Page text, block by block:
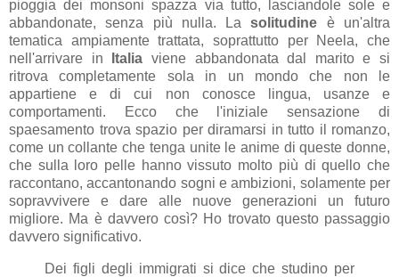
pioggia dei monsoni spazza via tutto, lasciandole sole e
abbandonate, senza più nulla. La solitudine è un'altra
tematica ampiamente trattata, soprattutto per Neela, che
nell'arrivare in
Italia viene abbandonata dal marito e si
ritrova completamente sola in un mondo che non le
appartiene e di cui non conosce lingua, usanze e
comportamenti. Ecco che l'iniziale sensazione di
spaesamento trova spazio per diramarsi in tutto il romanzo,
come un collante che tenga unite le anime di queste donne,
che sulla loro pelle hanno vissuto molto più di quello che
raccontano, accantonando sogni e ambizioni, solamente per
sopravvivere e dare alle nuove generazioni un futuro
migliore. Ma è davvero così? Ho trovato questo passaggio
davvero significativo.
Dei figli degli immigrati si dice che studino per